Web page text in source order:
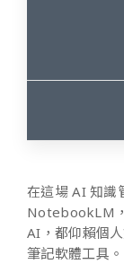
在這場 AI 知識
NotebookLM
AI，都仰賴個
筆記軟體工具。